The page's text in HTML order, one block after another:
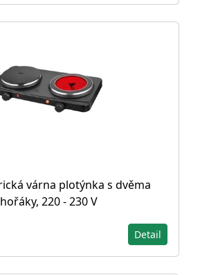
várna plotýnka s dvěma
hořáky, 220 - 230 V
Detail